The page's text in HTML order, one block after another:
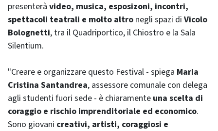
presenterà video, musica, esposizoni, incontri,
spettacoli teatrali e molto altro negli spazi di Vicolo
Bolognetti, tra il Quadriportico, il Chiostro e la Sala
Silentium.
"Creare e organizzare questo Festival - spiega Maria
Cristina Santandrea, assessore comunale con delega
agli studenti fuori sede - è chiaramente una scelta di
coraggio e rischio imprenditoriale ed economico.
Sono giovani creativi, artisti, coraggiosi e